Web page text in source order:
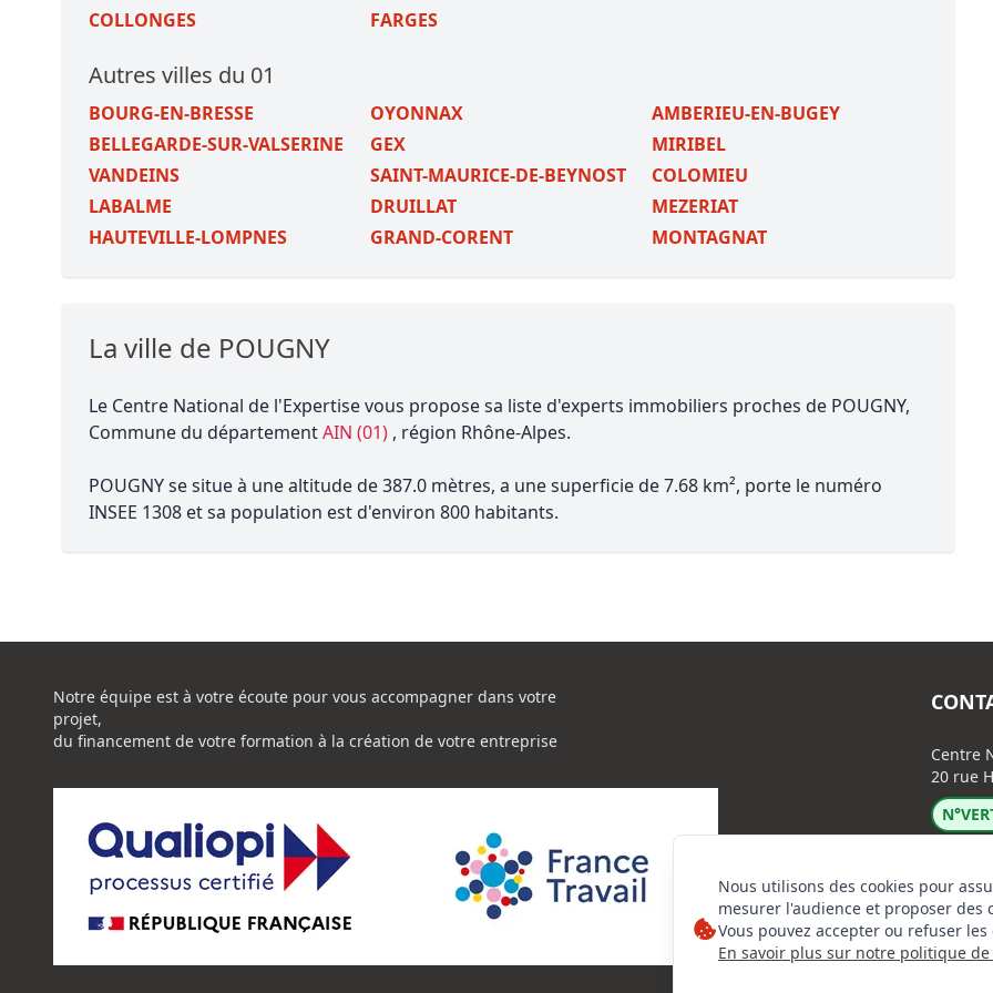
COLLONGES FARGES
Autres villes du 01
BOURG-EN-BRESSE OYONNAX
AMBERIEU-EN-BUGEY
BELLEGARDE-SUR-VALSERINE
GEX
MIRIBEL
VANDEINS
SAINT-MAURICE-DE-BEYNOST
COLOMIEU
LABALME
DRUILLAT
MEZERIAT
HAUTEVILLE-LOMPNES
GRAND-CORENT MONTAGNAT
La ville de POUGNY
Le Centre National de l'Expertise vous propose sa liste d'experts immobiliers proches de POUGNY,
Commune du départementAIN (01) , région Rhône-Alpes.
POUGNY se situe à une altitude de 387.0 mètres, a une superficie de 7.68 km², porte le numéro
INSEE 1308 et sa population est d'environ 800 habitants.
Nous utilisons des cookies pour
mesurer l'audience et proposer des
Vous pouvez accepter ou refuser
En savoir plus sur notre politique
Notre équipe est à votre écoute pour vous accompagner dans votre
projet,
du financement de votre formation à la création de votre entreprise
Centre
20 rue